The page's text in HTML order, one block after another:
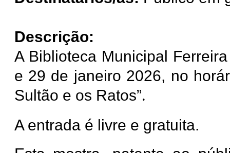
Descrição:
A Biblioteca Municipal
e 29 de janeiro 2026, no
Sultão e os Ratos”.
A entrada é livre e gratuita.